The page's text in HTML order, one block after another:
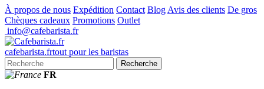
À propos de nous Expédition Contact Blog Avis des clients De gros
Chèques cadeaux Promotions Outlet
info@cafebarista.fr
cafebarista.frtout pour les baristas
Recherche
FR